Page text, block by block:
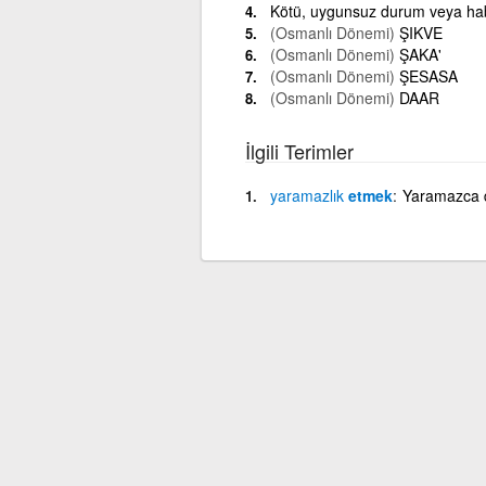
Kötü, uygunsuz durum veya
(Osmanlı Dönemi) ŞIKVE
(Osmanlı Dönemi) ŞAKA'
(Osmanlı Dönemi) ŞESASA
(Osmanlı Dönemi) DAAR
İlgili Terimler
yaramazlıketmek Yaramazca